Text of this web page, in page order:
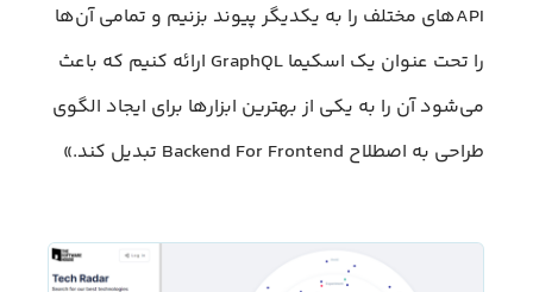
APIهای مختلف را به یکدیگر پیوند بزنیم و تمامی آن‌ها
را تحت عنوان یک اسکیما GraphQL ارائه کنیم که باعث
می‌شود آن را به یکی از بهترین ابزار‌ها برای ایجاد الگوی
طراحی به اصطلاح Backend For Frontend تبدیل کند.»